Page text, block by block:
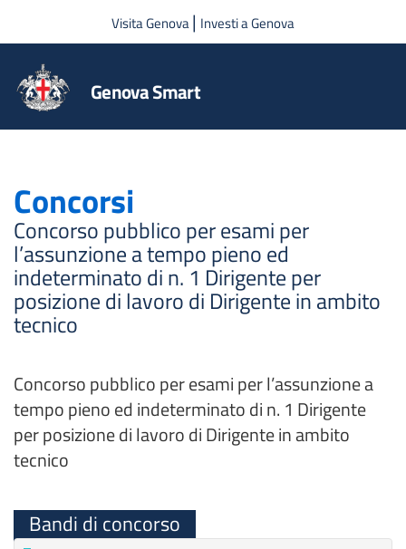
Salta al contenuto principale
Visita Genova| Investi a Genova
Genova Smart
Concorsi
Concorso pubblico per esami per
l’assunzione a tempo pieno ed
indeterminato di n. 1 Dirigente per
posizione di lavoro di Dirigente in ambito
tecnico
Concorso pubblico per esami per l’assunzione a
tempo pieno ed indeterminato di n. 1 Dirigente
per posizione di lavoro di Dirigente in ambito
tecnico
Bandi di concorso